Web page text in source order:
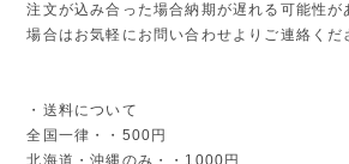
注文が込み合った場合納期が遅れる可能性が
場合はお気軽にお問い合わせよりご連絡くだ
・送料について
全国一律・・500円
北海道・沖縄のみ・・1000円